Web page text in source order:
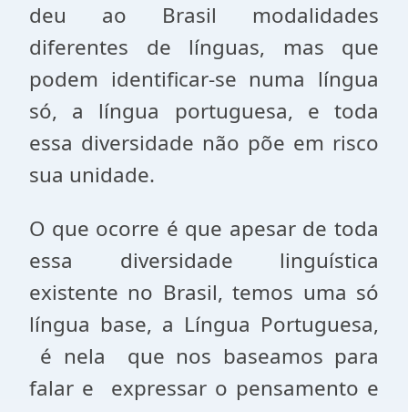
deu ao Brasil modalidades
diferentes de línguas, mas que
podem identificar-se numa língua
só, a língua portuguesa, e toda
essa diversidade não põe em risco
sua unidade.
O que ocorre é que apesar de toda
essa diversidade linguística
existente no Brasil, temos uma só
língua base, a Língua Portuguesa,
é nela que nos baseamos para
falar e expressar o pensamento e